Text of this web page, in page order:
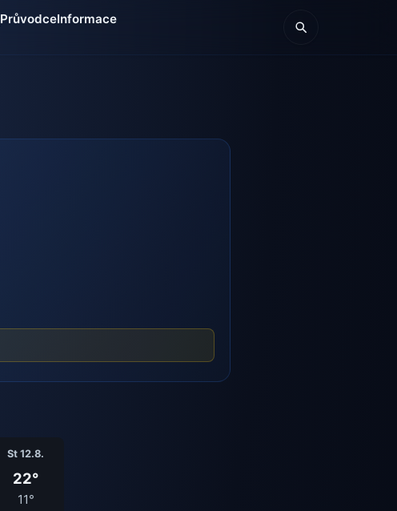
PrůvodceInformace
St 12.8.
22°
11°